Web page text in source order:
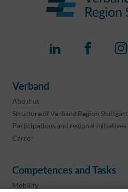
Verband
About us
Structure of Verband Region Stuttgart
Participations and regional initiatives
Career
Competences and Tasks
Mobility